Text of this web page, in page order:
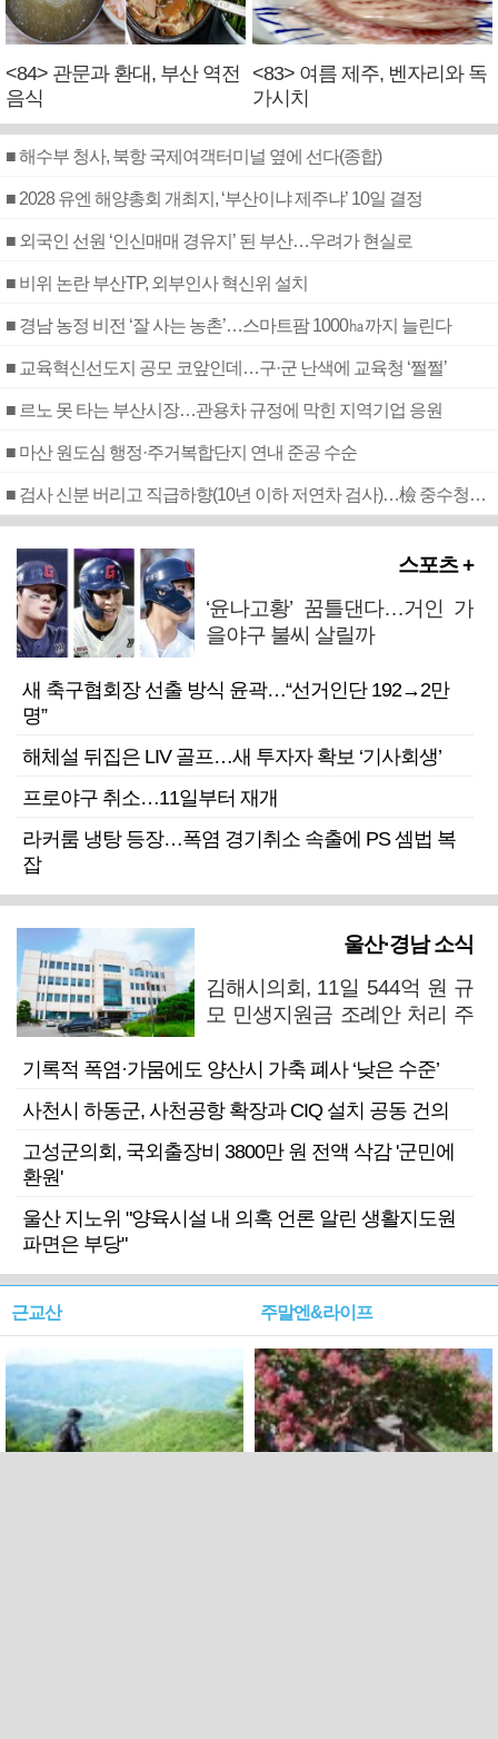
<84> 관문과 환대, 부산 역전
음식
<83> 여름 제주, 벤자리와 독
가시치
■ 해수부 청사, 북항 국제여객터미널 옆에 선다(종합)
■ 2028 유엔 해양총회 개최지, ‘부산이냐 제주냐’ 10일 결정
■ 외국인 선원 ‘인신매매 경유지’ 된 부산…우려가 현실로
■ 비위 논란 부산TP, 외부인사 혁신위 설치
■ 경남 농정 비전 ‘잘 사는 농촌’…스마트팜 1000㏊까지 늘린다
■ 교육혁신선도지 공모 코앞인데…구·군 난색에 교육청 ‘쩔쩔’
■ 르노 못 타는 부산시장…관용차 규정에 막힌 지역기업 응원
■ 마산 원도심 행정·주거복합단지 연내 준공 수순
■ 검사 신분 버리고 직급하향(10년 이하 저연차 검사)…檢 중수청행 기피
스포츠 +
‘윤나고황’ 꿈틀댄다…거인 가
을야구 불씨 살릴까
새 축구협회장 선출 방식 윤곽…“선거인단 192→2만
명”
해체설 뒤집은 LIV 골프…새 투자자 확보 ‘기사회생’
프로야구 취소…11일부터 재개
라커룸 냉탕 등장…폭염 경기취소 속출에 PS 셈법 복
잡
울산·경남 소식
김해시의회, 11일 544억 원 규
모 민생지원금 조례안 처리 주
기록적 폭염·가뭄에도 양산시 가축 폐사 ‘낮은 수준’
사천시 하동군, 사천공항 확장과 CIQ 설치 공동 건의
고성군의회, 국외출장비 3800만 원 전액 삭감 '군민에
환원'
울산 지노위 "양육시설 내 의혹 언론 알린 생활지도원
파면은 부당"
근교산 주말엔&라이프